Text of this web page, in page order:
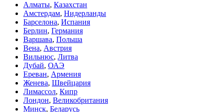
Алматы, Казахстан
Амстердам, Нидерланды
Барселона, Испания
Берлин, Германия
Варшава, Польша
Вена, Австрия
Вильнюс, Литва
Дубай, ОАЭ
Ереван, Армения
Женева, Швейцария
Лимассол, Кипр
Лондон, Великобритания
Минск, Беларусь